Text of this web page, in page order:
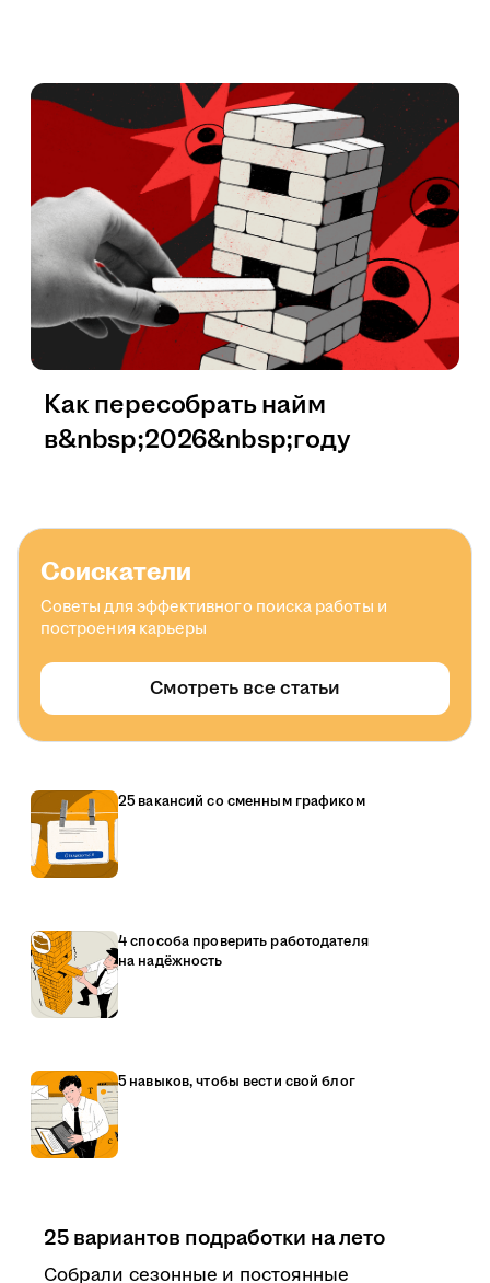
Как пересобрать найм
в&nbsp;2026&nbsp;году
Соискатели
Советы для эффективного поиска работы и
построения карьеры
Смотреть все статьи
25 вакансий со сменным графиком
4 способа проверить работодателя
на надёжность
5 навыков, чтобы вести свой блог
25 вариантов подработки на лето
Собрали сезонные и постоянные